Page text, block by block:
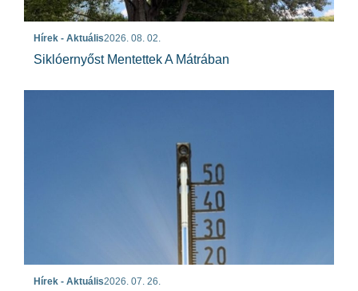
Hírek - Aktuális2026. 08. 02.
Siklóernyőst Mentettek A Mátrában
Hírek - Aktuális2026. 07. 26.